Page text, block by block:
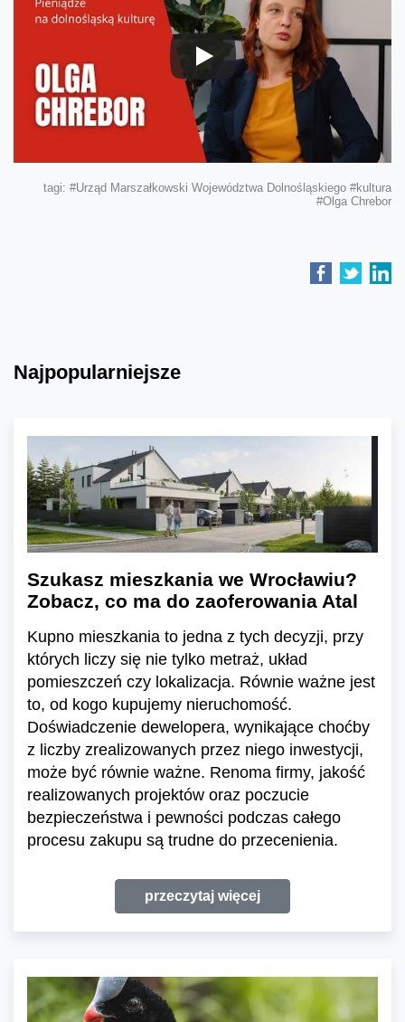
tagi: #Urząd Marszałkowski Województwa Dolnośląskiego #kultura
#Olga Chrebor
Najpopularniejsze
Szukasz mieszkania we Wrocławiu?
Zobacz, co ma do zaoferowania Atal
Kupno mieszkania to jedna z tych decyzji, przy
których liczy się nie tylko metraż, układ
pomieszczeń czy lokalizacja. Równie ważne jest
to, od kogo kupujemy nieruchomość.
Doświadczenie dewelopera, wynikające choćby
z liczby zrealizowanych przez niego inwestycji,
może być równie ważne. Renoma firmy, jakość
realizowanych projektów oraz poczucie
bezpieczeństwa i pewności podczas całego
procesu zakupu są trudne do przecenienia.
przeczytaj więcej